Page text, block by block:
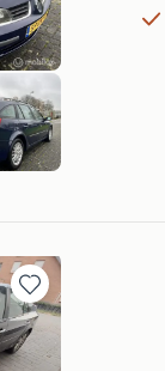
Bewaren
in
Mijn